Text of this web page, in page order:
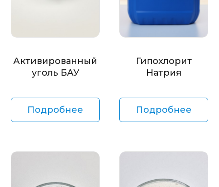
Активированный
уголь БАУ
Подробнее
Гипохлорит
Натрия
Подробнее